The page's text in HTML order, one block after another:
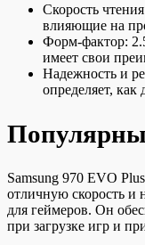
Скорость
влияющие на
Форм-фактор:
имеет свои
Надежность и
определяет, как
Samsung 970 EVO
отличную скорость и
для геймеров. Он
при загрузке игр и